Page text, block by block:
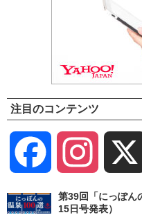
注目のコンテンツ
Facebook Instagram
第39回「にっぽん
15日号発表）